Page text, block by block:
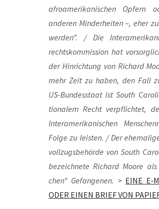
afro­ame­ri­ka­ni­schen Opfern
ande­ren Min­der­hei­ten –, eher
wer­den”. / Die
rechts­kom­mis­si­on hat
der Hin­rich­tung von Richard
mehr Zeit zu haben, den Fall
US-Bun­des­staat ist South
tio­na­lem Recht ver­pflich­tet,
Inter­ame­ri­ka­ni­schen
Fol­ge zu leis­ten. / Der
voll­zugs­be­hör­de von South
bezeich­ne­te Richard Moo­re
chen” Gefan­ge­nen. > EINE
ODER EINEN BRIEF VON